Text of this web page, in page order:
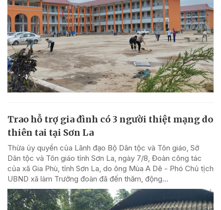
Trao hỗ trợ gia đình có 3 người thiệt mạng do
thiên tai tại Sơn La
Thừa ủy quyền của Lãnh đạo Bộ Dân tộc và Tôn giáo, Sở
Dân tộc và Tôn giáo tỉnh Sơn La, ngày 7/8, Đoàn công tác
của xã Gia Phù, tỉnh Sơn La, do ông Mùa A Dê - Phó Chủ tịch
UBND xã làm Trưởng đoàn đã đến thăm, động...